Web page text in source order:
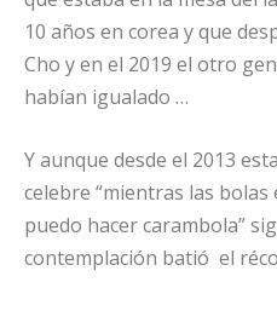
10 años en corea y que
Cho y en el 2019 el otro
habían igualado …
Y aunque desde el 2013
celebre “mientras las bolas
puedo hacer carambola”
contemplación batió el